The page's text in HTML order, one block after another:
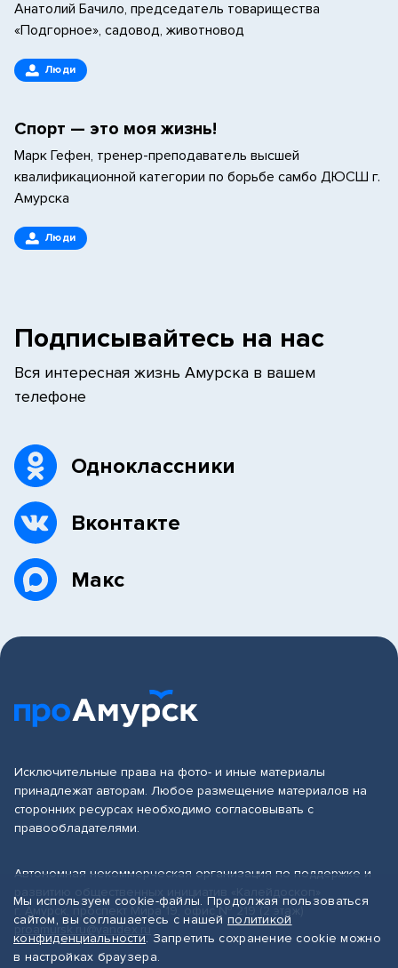
Анатолий Бачило, председатель товарищества
«Подгорное», садовод, животновод
Люди
Спорт — это моя жизнь!
Марк Гефен, тренер-преподаватель высшей
квалификационной категории по борьбе самбо ДЮСШ г.
Амурска
Люди
Подписывайтесь на нас
Вся интересная жизнь Амурска в вашем
телефоне
Одноклассники
Вконтакте
Макс
Исключительные права на фото- и иные материалы
принадлежат авторам. Любое размещение материалов на
сторонних ресурсах необходимо согласовывать с
правообладателями.
Автономная некоммерческая организация по поддержке и
г. Амурск, проспект Мира 19, офис № 219 (2 этаж)
proamursk.ru@yandex.ru
Мы используем cookie-файлы. Продолжая пользоваться
сайтом, вы соглашаетесь с нашей политикой
конфиденциальности. Запретить сохранение cookie можно
в настройках браузера.